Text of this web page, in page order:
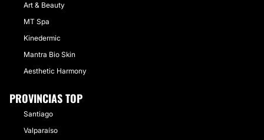
Art & Beauty
MT Spa
Kinedermic
Mantra Bio Skin
Aesthetic Harmony
PROVINCIAS TOP
Santiago
Valparaíso